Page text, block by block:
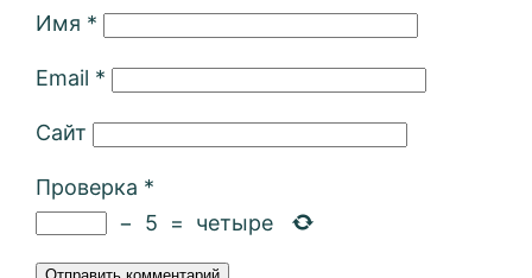
Имя *
Email *
Сайт
Проверка *
−
5 = четыре